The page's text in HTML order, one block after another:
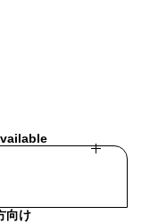
向け